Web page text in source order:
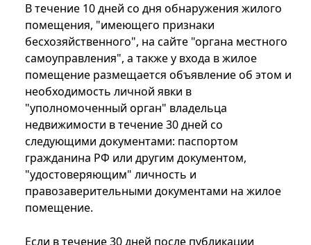
В течение 10 дней со дня обнаружения жилого
помещения, "имеющего признаки
бесхозяйственного", на сайте "органа местного
самоуправления", а также у входа в жилое
помещение размещается объявление об этом и
необходимость личной явки в
"уполномоченный орган" владельца
недвижимости в течение 30 дней со
следующими документами: паспортом
гражданина РФ или другим документом,
"удостоверяющим" личность и
правозаверительными документами на жилое
помещение.
Если в течение 30 дней после публикации